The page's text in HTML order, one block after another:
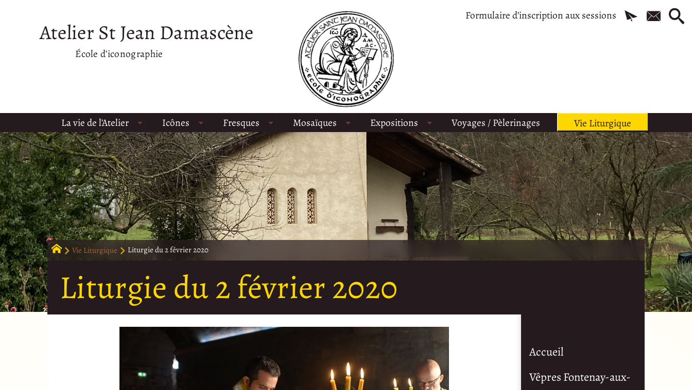
Formulaire d’inscription aux sessions
Atelier St Jean Damascène
École d’iconographie
La vie de l’Atelier Icônes Fresques Mosaïques Expositions Voyages / Pèlerinages Vie Liturgique
Vie Liturgique Liturgie du 2 février 2020
Liturgie du 2 février 2020
Accueil
Vêpres Fontenay-aux-